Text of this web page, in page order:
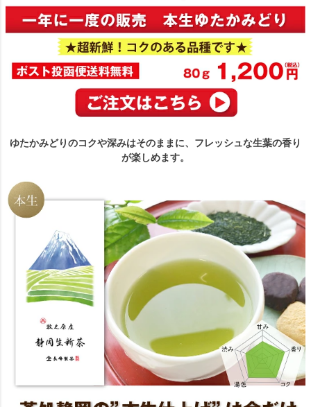
ゆたかみどりのコクや深みはそのままに、フレッシュな生葉の香り
が楽しめます。